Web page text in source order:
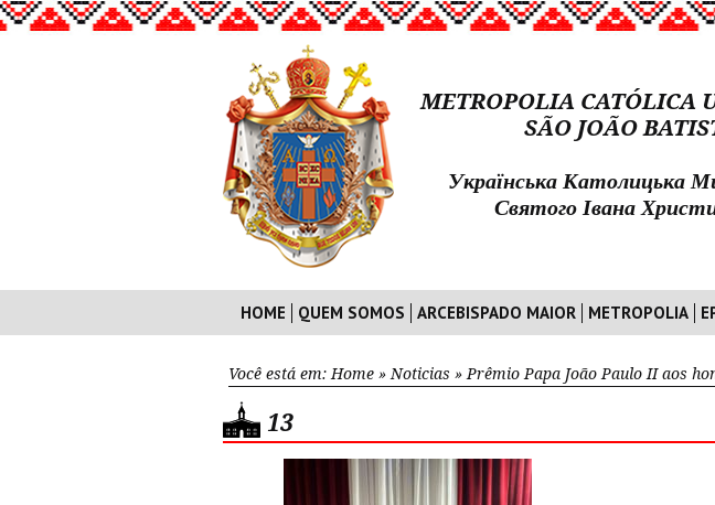
METROPOLIA CATÓLICA
SÃO JOÃO
Українська Католицька
Святого Івана
HOME QUEM SOMOS ARCEBISPADO MAIOR METROPOLIA
Você está em: Home » Noticias » Prêmio Papa João Paulo II aos
13